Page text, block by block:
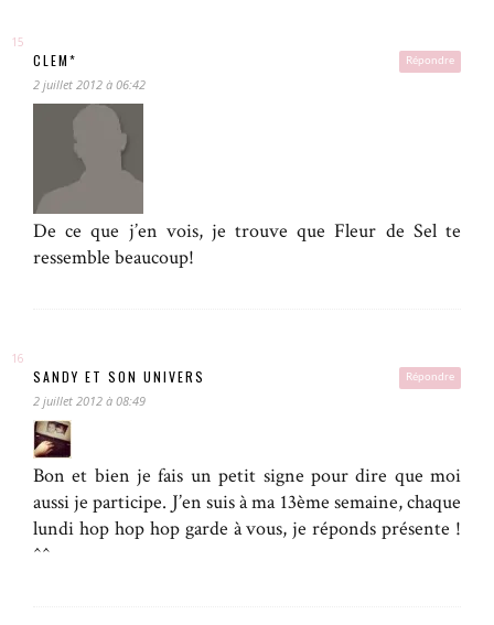
Répondre
CLEM*
2 juillet 2012 à 06:42
De ce que j’en vois, je trouve que Fleur de Sel te
ressemble beaucoup!
Répondre
SANDY ET SON UNIVERS
2 juillet 2012 à 08:49
Bon et bien je fais un petit signe pour dire que moi
aussi je participe. J’en suis à ma 13ème semaine, chaque
lundi hop hop hop garde à vous, je réponds présente !
^^